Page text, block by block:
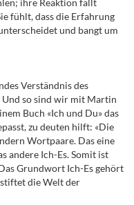
fühlt, dass die Erfahrung
und bangt um
Verständnis des
so sind wir mit Martin
Buch «Ich und Du» das
zu deuten hilft: «Die
Wortpaare. Das eine
andere Ich-Es. Somit ist
Grundwort Ich-Es gehört
die Welt der